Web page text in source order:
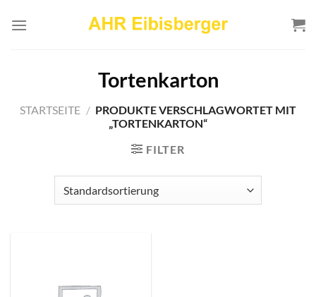
Inhalt
Tortenkarton
STARTSEITE / PRODUKTE VERSCHLAGWORTET MIT
„TORTENKARTON“
FILTER